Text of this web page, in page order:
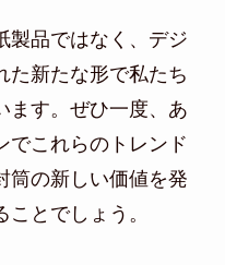
製品ではなく、デジ
た新たな形で私たち
ます。ぜひ一度、あ
でこれらのトレンド
筒の新しい価値を発
とでしょう。